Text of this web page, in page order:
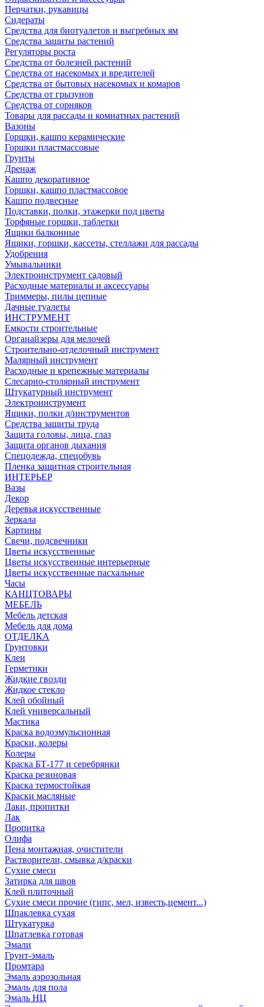
Перчатки, рукавицы
Сидераты
Средства для биотуалетов и выгребных ям
Средства защиты растений
Регуляторы роста
Средства от болезней растений
Средства от насекомых и вредителей
Средства от бытовых насекомых и комаров
Средства от грызунов
Средства от сорняков
Товары для рассады и комнатных растений
Вазоны
Горшки, кашпо керамические
Горшки пластмассовые
Грунты
Дренаж
Кашпо декоративное
Горшки, кашпо пластмассовое
Кашпо подвесные
Подставки, полки, этажерки под цветы
Торфяные горшки, таблетки
Ящики балконные
Ящики, горшки, кассеты, стеллажи для рассады
Удобрения
Умывальники
Электроинструмент садовый
Расходные материалы и аксессуары
Триммеры, пилы цепные
Дачные туалеты
ИНСТРУМЕНТ
Емкости строительные
Органайзеры для мелочей
Строительно-отделочный инструмент
Малярный инструмент
Расходные и крепежные материалы
Слесарно-столярный инструмент
Штукатурный инструмент
Электроинструмент
Ящики, полки д/инструментов
Средства защиты труда
Защита головы, лица, глаз
Защита органов дыхания
Спецодежда, спецобувь
Пленка защитная строительная
ИНТЕРЬЕР
Вазы
Декор
Деревья искусственные
Зеркала
Картины
Свечи, подсвечники
Цветы искусственные
Цветы искусственные интерьерные
Цветы искусственные пасхальные
Часы
КАНЦТОВАРЫ
МЕБЕЛЬ
Мебель детская
Мебель для дома
ОТДЕЛКА
Грунтовки
Клеи
Герметики
Жидкие гвозди
Жидкое стекло
Клей обойный
Клей универсальный
Мастика
Краска водоэмульсионная
Краски, колеры
Колеры
Краска БТ-177 и серебрянки
Краска резиновая
Краска термостойкая
Краски масляные
Лаки, пропитки
Лак
Пропитка
Олифа
Пена монтажная, очистители
Растворители, смывка д/краски
Сухие смеси
Затирка для швов
Клей плиточный
Сухие смеси прочие (гипс, мел, известь,цемент...)
Шпаклевка сухая
Штукатурка
Шпатлевка готовая
Эмали
Грунт-эмаль
Промтара
Эмаль аэрозольная
Эмаль для пола
Эмаль НЦ